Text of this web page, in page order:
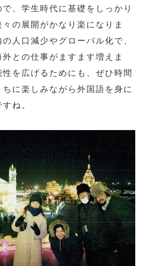
、学生時代に基礎をしっかり
の展開がかなり楽になりま
人口減少やグローバル化で、
との仕事がますます増えま
を広げるためにも、ぜひ時間
に楽しみながら外国語を身に
ね。